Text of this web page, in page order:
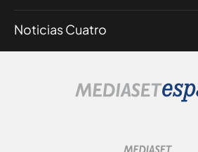
Noticias Cuatro